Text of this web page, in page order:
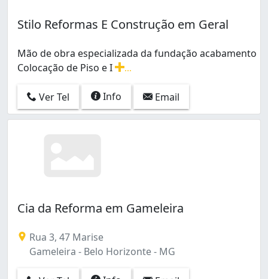
Stilo Reformas E Construção em Geral
Mão de obra especializada da fundação acabamento
Colocação de Piso e I
Ver Tel
Info Email
Cia da Reforma em Gameleira
Rua 3, 47 Marise
Gameleira - Belo Horizonte - MG